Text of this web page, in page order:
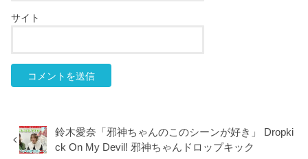
サイト
鈴木愛奈「邪神ちゃんのこのシーンが好き」 Dropki
ck On My Devil! 邪神ちゃんドロップキック